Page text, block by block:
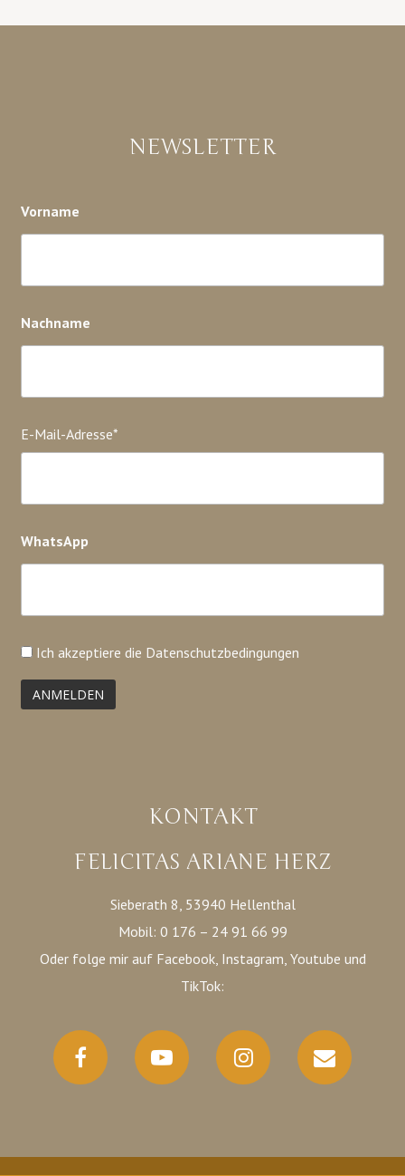
NEWSLETTER
Vorname
Nachname
E-Mail-Adresse*
WhatsApp
Ich akzeptiere die Datenschutzbedingungen
KONTAKT
FELICITAS ARIANE HERZ
Sieberath 8, 53940 Hellenthal
Mobil: 0 176 – 24 91 66 99
Oder folge mir auf Facebook, Instagram, Youtube und
TikTok: